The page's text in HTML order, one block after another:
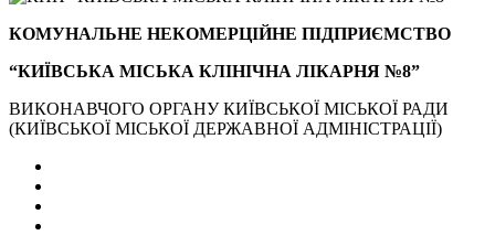
КОМУНАЛЬНЕ НЕКОМЕРЦІЙНЕ ПІДПРИЄМСТВО
“КИЇВСЬКА МІСЬКА КЛІНІЧНА ЛІКАРНЯ №8”
ВИКОНАВЧОГО ОРГАНУ КИЇВСЬКОЇ МІСЬКОЇ РАДИ
(КИЇВСЬКОЇ МІСЬКОЇ ДЕРЖАВНОЇ АДМІНІСТРАЦІЇ)